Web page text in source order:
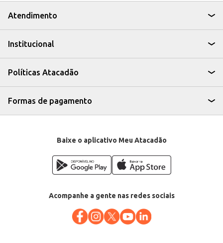
Perfeito para quem busca um doce saboroso para oferecer em
estabelecimentos comerciais.
O Doce Xodon Banana é uma opção versátil e saborosa para quem busca
Atendimento
Institucional
Políticas Atacadão
Formas de pagamento
Baixe o aplicativo Meu Atacadão
Acompanhe a gente nas redes sociais